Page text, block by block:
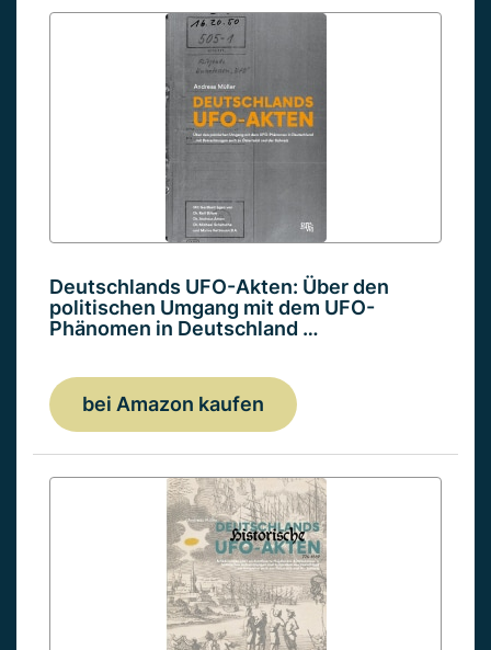
Deutschlands UFO-Akten: Über den
politischen Umgang mit dem UFO-
Phänomen in Deutschland …
bei Amazon kaufen